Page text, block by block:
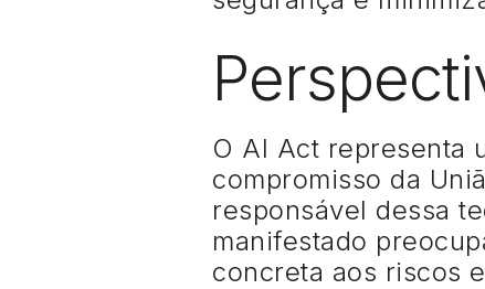
O AI Act representa
compromisso da
responsável dessa
manifestado
concreta aos riscos